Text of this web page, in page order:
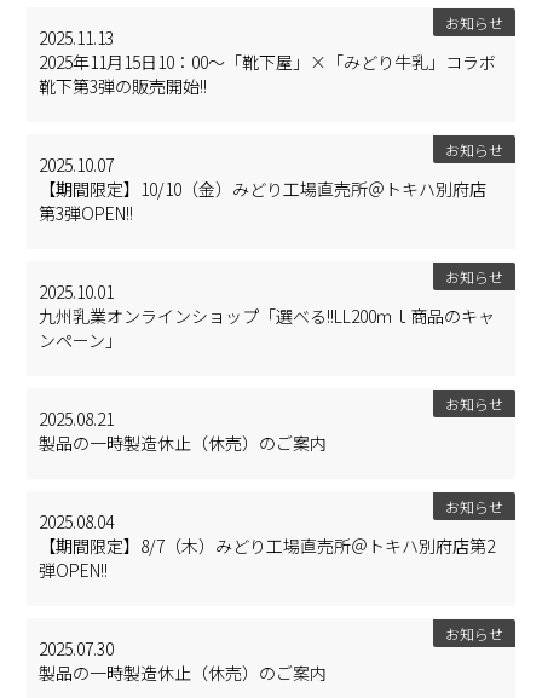
お知らせ
2025.11.13
2025年11月15日10：00～「靴下屋」×「みどり牛乳」コラボ
靴下第3弾の販売開始!!
お知らせ
2025.10.07
【期間限定】10/10（金）みどり工場直売所＠トキハ別府店
第3弾OPEN!!
お知らせ
2025.10.01
九州乳業オンラインショップ「選べる!!LL200ｍｌ商品のキャ
ンペーン」
お知らせ
2025.08.21
製品の一時製造休止（休売）のご案内
お知らせ
2025.08.04
【期間限定】8/7（木）みどり工場直売所＠トキハ別府店第2
弾OPEN!!
お知らせ
2025.07.30
製品の一時製造休止（休売）のご案内